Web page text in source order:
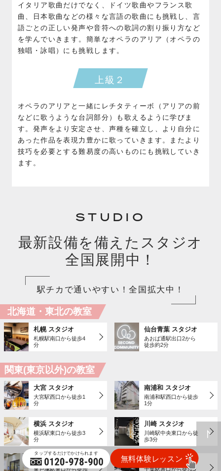
イタリア歌曲だけでなく、ドイツ歌曲やフランス歌
曲、日本歌曲などの様々な言語の歌曲にも挑戦し、言
語ごとの正しい発声や音符への歌詞の割り振り方など
を学んでいきます。簡単なオペラのアリア（オペラの
独唱・詠唱）にも挑戦します。
上級２
オペラのアリアと一緒にレチタティーボ（アリアの前
などに歌うような台詞部分）も歌えるように学びま
す。発声をより安定させ、声種を確立し、より自分に
あった作品を表現力豊かに歌っていきます。またより
技巧を必要とする難易度の高いものにも挑戦していき
ます。
STUDIO
最新設備を備えたスタジオ
全国展開中！
駅チカで通いやすい！全国拡大中！
北海道・東北の教室
札幌 スタジオ
札幌駅南口から徒歩4
分
仙台青葉 スタジオ
あおば通駅出口2から
徒歩約2分
関東(東京以外)の教室
大宮 スタジオ
大宮駅西口から徒歩1
分
南浦和 スタジオ
南浦和駅西口から徒歩
1分
横浜 スタジオ
横浜駅東口から徒歩3
分
川崎 スタジオ
川崎駅中央東口から徒
歩3分
東戸塚 スタジオ
東戸塚駅東口から徒歩
千葉 スタジオ
千葉駅表口から徒歩5